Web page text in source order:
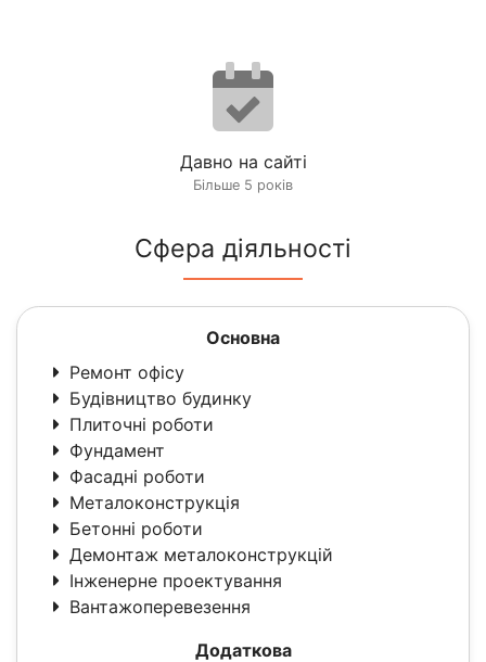
Давно на сайті
Більше 5 років
Сфера діяльності
Основна
Ремонт офісу
Будівництво будинку
Плиточні роботи
Фундамент
Фасадні роботи
Металоконструкція
Бетонні роботи
Демонтаж металоконструкцій
Інженерне проектування
Вантажоперевезення
Додаткова